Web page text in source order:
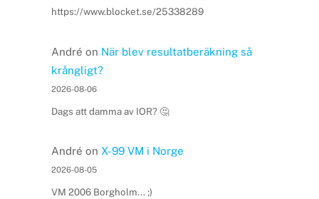
https://www.blocket.se/25338289
André on När blev resultatberäkning så
krångligt?
2026-08-06
Dags att damma av IOR? 🤔
André on X-99 VM i Norge
2026-08-05
VM 2006 Borgholm... ;)